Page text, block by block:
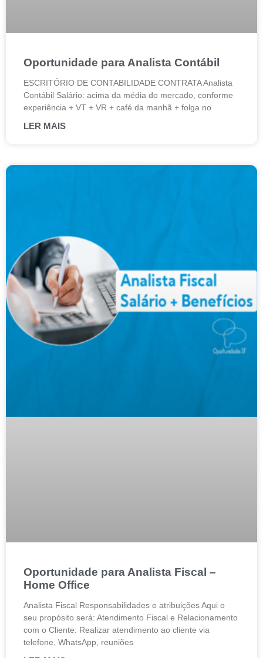
Oportunidade para Analista Contábil
ESCRITÓRIO DE CONTABILIDADE CONTRATA Analista
Contábil Salário: acima da média do mercado, conforme
experiência + VT + VR + café da manhã + folga no
LER MAIS
Oportunidade para Analista Fiscal –
Home Office
Analista Fiscal Responsabilidades e atribuições Aqui o
seu propósito será: Atendimento Fiscal e Relacionamento
com o Cliente: Realizar atendimento ao cliente via
telefone, WhatsApp, reuniões